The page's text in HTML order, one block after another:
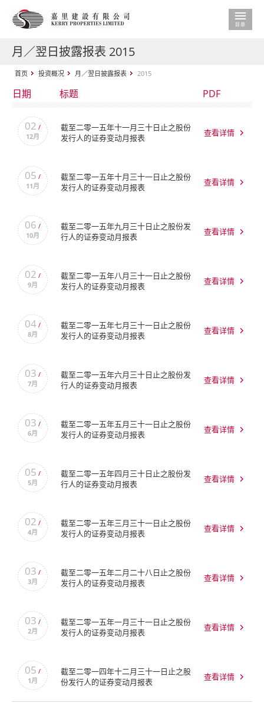
月／翌日披露报表 2015
首页 投资概况 月／翌日披露报表 2015
日期 标题 PDF
02 /
12月
截至二零一五年十一月三十日止之股份
发行人的证券变动月报表
查看详情
05 /
11月
截至二零一五年十月三十一日止之股份
发行人的证券变动月报表
查看详情
06 /
10月
截至二零一五年九月三十日止之股份发
行人的证券变动月报表
查看详情
02 /
9月
截至二零一五年八月三十一日止之股份
发行人的证券变动月报表
查看详情
04/
8月
截至二零一五年七月三十一日止之股份
发行人的证券变动月报表
查看详情
03 /
7月
截至二零一五年六月三十日止之股份发
行人的证券变动月报表
查看详情
03 /
6月
截至二零一五年五月三十一日止之股份
发行人的证券变动月报表
查看详情
05 /
5月
截至二零一五年四月三十日止之股份发
行人的证券变动月报表
查看详情
02 /
4月
截至二零一五年三月三十一日止之股份
发行人的证券变动月报表
查看详情
03 /
3月
截至二零一五年二月二十八日止之股份
发行人的证券变动月报表
查看详情
03 /
2月
截至二零一五年一月三十一日止之股份
发行人的证券变动月报表
查看详情
05 /
1月
截至二零一四年十二月三十一日止之股
份发行人的证券变动月报表
查看详情